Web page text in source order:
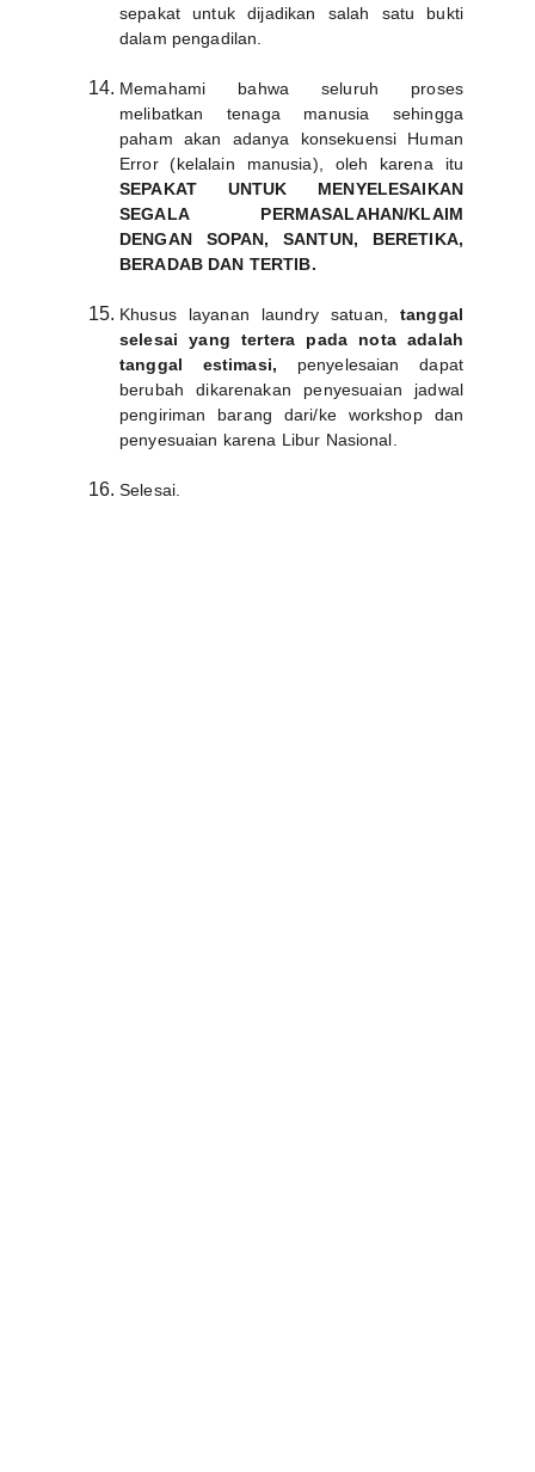
sepakat untuk dijadikan salah satu bukti
dalam pengadilan.
Memahami bahwa seluruh proses
melibatkan tenaga manusia sehingga
paham akan adanya konsekuensi Human
Error (kelalain manusia), oleh karena itu
SEPAKAT UNTUK MENYELESAIKAN
SEGALA PERMASALAHAN/KLAIM
DENGAN SOPAN, SANTUN, BERETIKA,
BERADAB DAN TERTIB.
Khusus layanan laundry satuan,tanggal
selesai yang tertera pada nota adalah
tanggal estimasi, penyelesaian dapat
berubah dikarenakan penyesuaian jadwal
pengiriman barang dari/ke workshop dan
penyesuaian karena Libur Nasional.
Selesai.